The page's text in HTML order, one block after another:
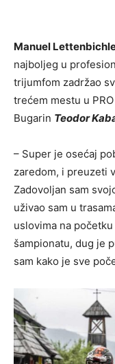
Manuel
najboljeg u
trijumfom zadržao
trećem mestu u
Bugarin Teodor
– Super je osećaj
zaredom, i preuzeti
Zadovoljan sam
uživao sam u
uslovima na
šampionatu, dug je
sam kako je sve